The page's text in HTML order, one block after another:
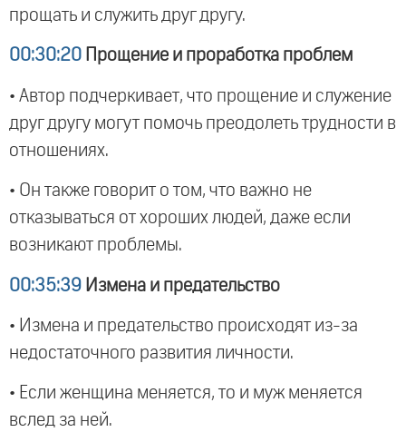
прощать и служить друг другу.
00:30:20 Прощение и проработка проблем
• Автор подчеркивает, что прощение и служение
друг другу могут помочь преодолеть трудности в
отношениях.
• Он также говорит о том, что важно не
отказываться от хороших людей, даже если
возникают проблемы.
00:35:39 Измена и предательство
• Измена и предательство происходят из-за
недостаточного развития личности.
• Если женщина меняется, то и муж меняется
вслед за ней.